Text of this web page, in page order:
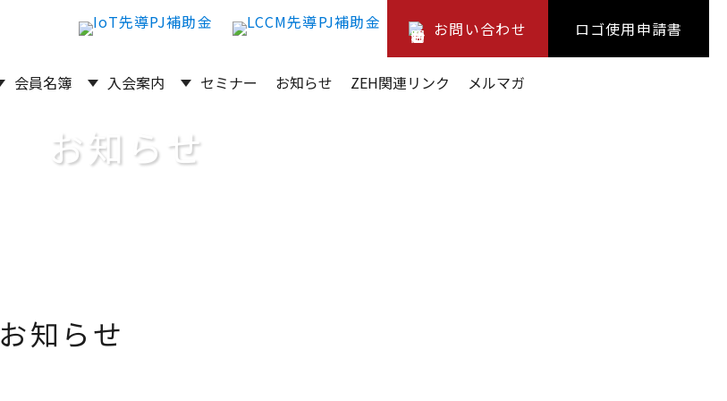
お問い合わせ ロゴ使用申請書
会員名簿 入会案内 セミナー お知らせ ZEH関連リンク メルマガ
お知らせ
お知らせ